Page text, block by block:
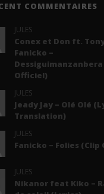
COMMENTAIRES
JULES
Conex et Don ft.
Fanicko –
Dessiguimanzanbera
Officiel)
JULES
Jeady Jay – Olé Olé
Translation)
JULES
Fanicko – Folies (Clip
JULES
Nikanor feat Kiko –